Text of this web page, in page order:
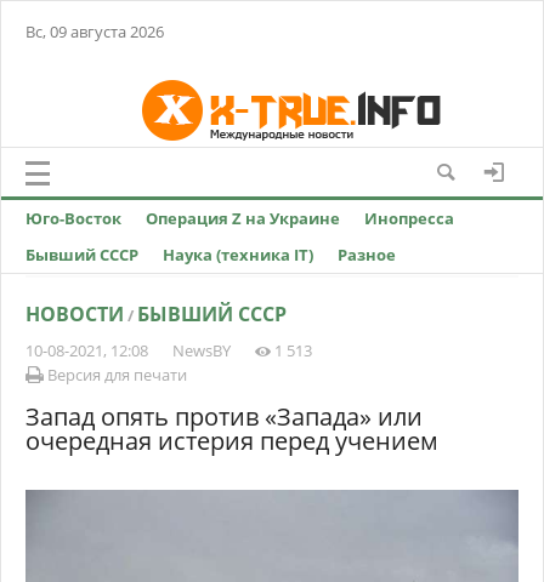
Вс, 09 августа 2026
Юго-Восток Операция Z на Украине
Инопресса
Бывший СССР
Наука (техника IT) Разное
НОВОСТИ / БЫВШИЙ СССР
10-08-2021, 12:08 NewsBY
1 513
Версия для печати
Запад опять против «Запада» или
очередная истерия перед учением